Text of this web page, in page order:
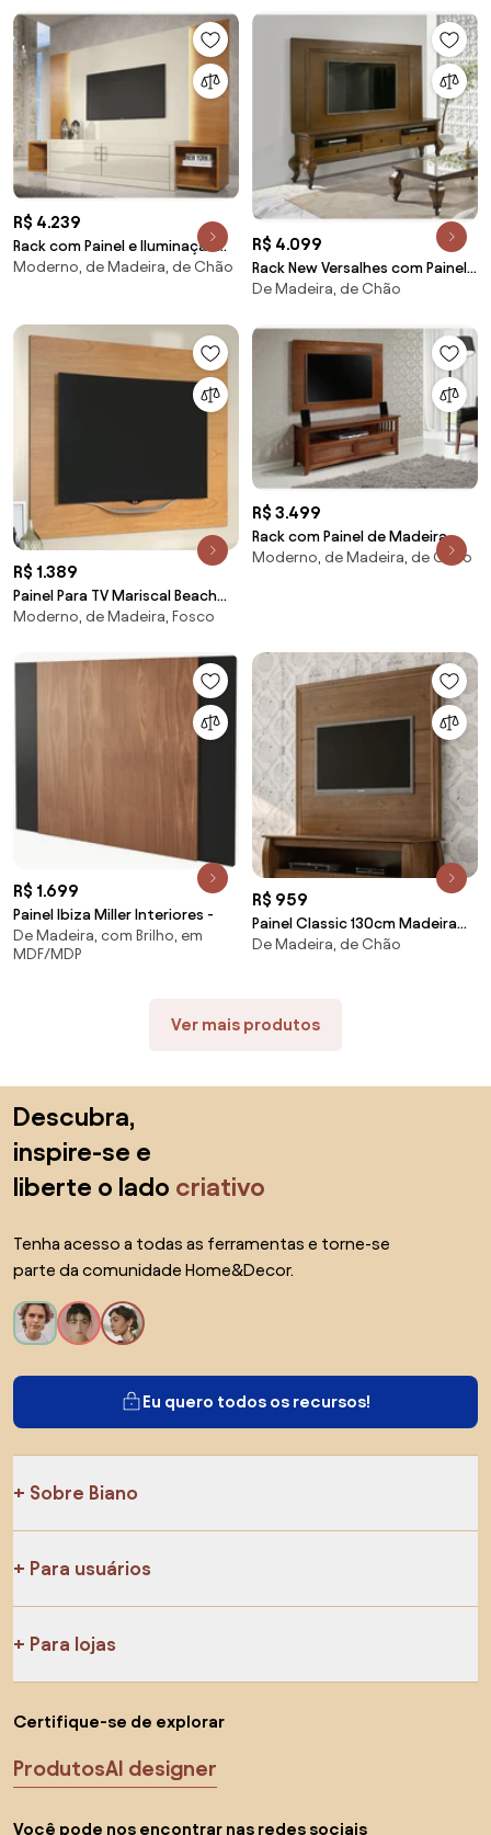
R$ 4.239
Rack com Painel e Iluminação
Gamboa Beach
Moderno, de Madeira, de Chão
R$ 4.099
Rack New Versalhes com Painel
Talhado 2,10 Madeira Maciça
De Madeira, de Chão
R$ 1.389
Painel Para TV Mariscal Beach
2.10
Moderno, de Madeira, Fosco
R$ 3.499
Rack com Painel de Madeira
Maciça Emily - 140cm
Moderno, de Madeira, de Chão
R$ 1.699
Painel Ibiza Miller Interiores -
De Madeira, com Brilho, em
MDF/MDP
R$ 959
Painel Classic 130cm Madeira
Maciça Taeda
De Madeira, de Chão
Ver mais produtos
Descubra,
inspire-se e
liberte o lado criativo
Tenha acesso a todas as ferramentas e torne-se
parte da comunidade Home&Decor.
Eu quero todos os recursos!
Sobre Biano
Para usuários
Para lojas
Certifique-se de explorar
ProdutosAI designer
Você pode nos encontrar nas redes sociais